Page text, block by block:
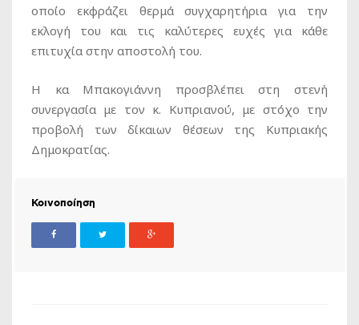
οποίο εκφράζει θερμά συγχαρητήρια για την
εκλογή του και τις καλύτερες ευχές για κάθε
επιτυχία στην αποστολή του.
Η κα Μπακογιάννη προσβλέπει στη στενή
συνεργασία με τον κ. Κυπριανού, με στόχο την
προβολή των δίκαιων θέσεων της Κυπριακής
Δημοκρατίας.
Κοινοποίηση